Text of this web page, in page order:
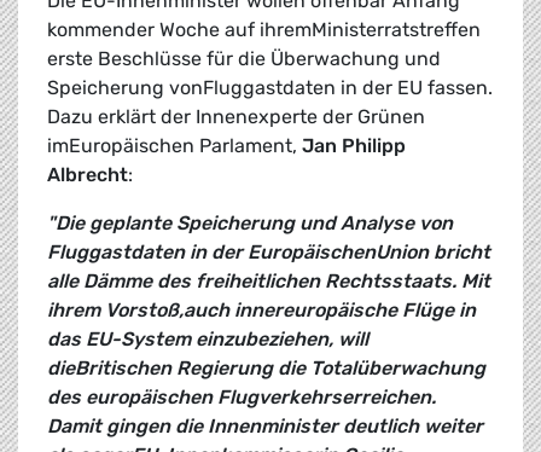
kommender Woche auf ihremMinisterratstreffen
erste Beschlüsse für die Überwachung und
Speicherung vonFluggastdaten in der EU fassen.
Dazu erklärt der Innenexperte der Grünen
imEuropäischen Parlament, Jan Philipp
Albrecht:
"Die geplante Speicherung und Analyse von
Fluggastdaten in der EuropäischenUnion bricht
alle Dämme des freiheitlichen Rechtsstaats. Mit
ihrem Vorstoß,auch innereuropäische Flüge in
das EU-System einzubeziehen, will
dieBritischen Regierung die Totalüberwachung
des europäischen Flugverkehrserreichen.
Damit gingen die Innenminister deutlich weiter